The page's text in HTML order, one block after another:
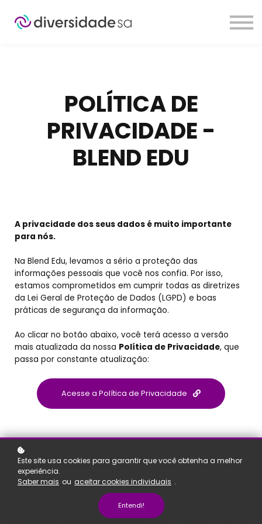
Planos
POLÍTICA DE
PRIVACIDADE -
BLEND EDU
A privacidade dos seus dados é muito importante
para nós.
Na Blend Edu, levamos a sério a proteção das
informações pessoais que você nos confia. Por isso,
estamos comprometidos em cumprir todas as diretrizes
da Lei Geral de Proteção de Dados (LGPD) e boas
práticas de segurança da informação.
Ao clicar no botão abaixo, você terá acesso a versão
mais atualizada da nossa Política de Privacidade, que
passa por constante atualização:
Acesse a Política de Privacidade
Este site usa cookies para garantir que você obtenha a melhor
experiência.
Saber mais ou aceitar cookies individuais .
Entendi!